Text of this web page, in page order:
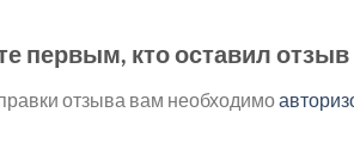
первым, кто оставил
отзыва вам необходимо